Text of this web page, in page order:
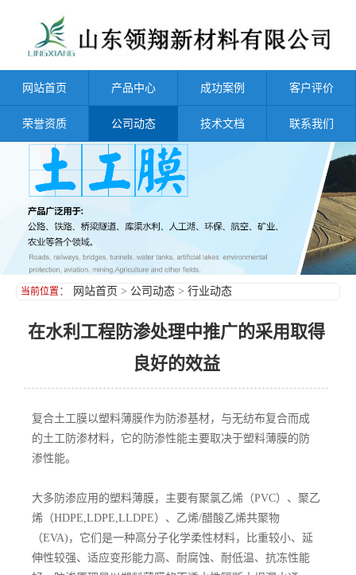
网站首页 产品中心 成功案例 客户评价
荣誉资质 公司动态 技术文档 联系我们
当前位置 ： 网站首页 > 公司动态 > 行业动态
在水利工程防渗处理中推广的采用取得
良好的效益
复合土工膜以塑料薄膜作为防渗基材，与无纺布复合而成
的土工防渗材料，它的防渗性能主要取决于塑料薄膜的防
渗性能。
大多防渗应用的塑料薄膜，主要有聚氯乙烯（PVC）、聚乙
烯（HDPE,LDPE,LLDPE）、乙烯/醋酸乙烯共聚物
（EVA)，它们是一种高分子化学柔性材料，比重较小、延
伸性较强、适应变形能力高、耐腐蚀、耐低温、抗冻性能